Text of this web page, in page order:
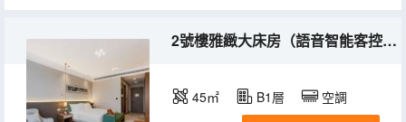
2號樓雅緻大床房（語音智能客控+輕智能馬桶）
45㎡ B1層 空調